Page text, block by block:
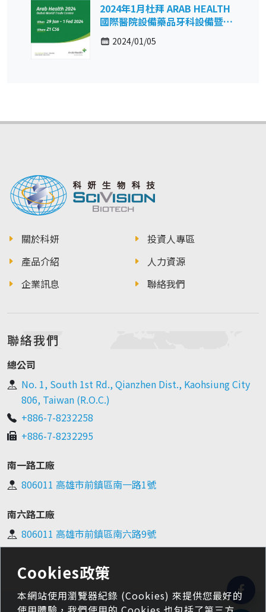
2024年1月杜拜 ARAB HEALTH
國際醫院設備藥品牙科設備暨復
健保健展
2024/01/05
關於科妍
產品介紹
企業訊息
投資人專區
人力資源
聯絡我們
聯絡我們
總公司
No. 1, South 1st Rd., Qianzhen Dist., Kaohsiung City
806, Taiwan (R.O.C.)
+886-7-8232258
+886-7-8232295
南一路工廠
806011 高雄市前鎮區南一路1號
南六路工廠
806011 高雄市前鎮區南六路9號
Cookies政策
本網站使用瀏覽器紀錄 (Cookies) 來提供您最好的